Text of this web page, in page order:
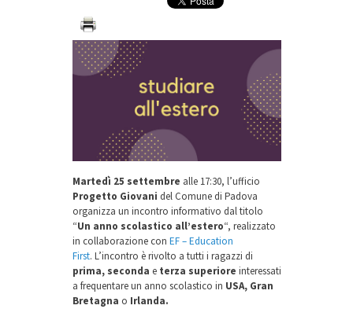
Martedì 25 settembre alle 17:30, l’ufficio
Progetto Giovani del Comune di Padova
organizza un incontro informativo dal titolo
“Un anno scolastico all’estero“, realizzato
in collaborazione con EF – Education
First. L’incontro è rivolto a tutti i ragazzi di
prima, seconda e terza superiore interessati
a frequentare un anno scolastico in USA, Gran
Bretagna o Irlanda.